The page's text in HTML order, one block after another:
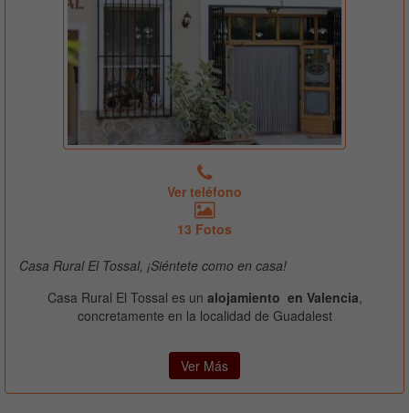
Ver teléfono
13 Fotos
Casa Rural El Tossal, ¡Siéntete como en casa!
Casa Rural El Tossal es un alojamiento en Valencia,
concretamente en la localidad de Guadalest
Ver Más